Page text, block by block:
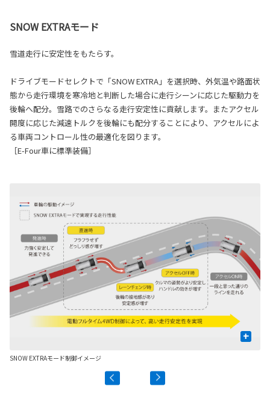
SNOW EXTRAモード
雪道走行に安定性をもたらす。
ドライブモードセレクトで「SNOW EXTRA」を選択時、外気温や路面状
態から走行環境を寒冷地と判断した場合に走行シーンに応じた駆動力を
後輪へ配分。雪路でのさらなる走行安定性に貢献します。またアクセル
開度に応じた減速トルクを後輪にも配分することにより、アクセルによ
る車両コントロール性の最適化を図ります。
［E-Four車に標準装備］
+
SNOW EXTRAモード制御イメージ